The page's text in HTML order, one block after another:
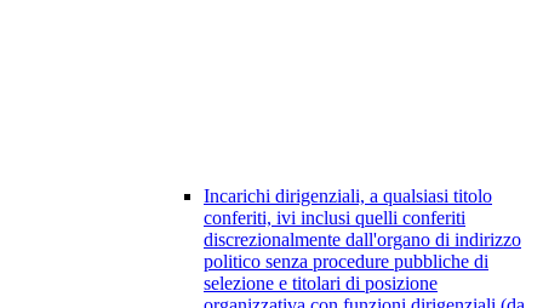
Incarichi dirigenziali, a qualsiasi titolo
conferiti, ivi inclusi quelli conferiti
discrezionalmente dall'organo di indirizzo
politico senza procedure pubbliche di
selezione e titolari di posizione